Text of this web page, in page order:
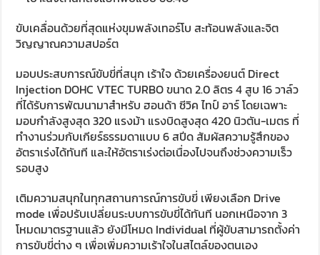
ขับเคลื่อนด้วยที่สุดแห่งขุมพลังเทอร์โบ สะท้อนพลังและจิต
วิญญาณความสปอร์ต
มอบประสบการณ์ขับขี่ที่สนุก เร้าใจ ด้วยเครื่องยนต์ Direct
Injection DOHC VTEC TURBO ขนาด 2.0 ลิตร 4 สูบ 16 วาล์ว
ที่ได้รับการพัฒนามาสำหรับ ฮอนด้า ซีวิค ไทป์ อาร์ โดยเฉพาะ
มอบกำลังสูงสุด 320 แรงม้า แรงบิดสูงสุด 420 นิวตัน-เมตร ที่
ทำงานร่วมกับเกียร์ธรรมดาแบบ 6 สปีด สัมผัสความรู้สึกของ
อัตราเร่งได้ทันที และให้อัตราเร่งต่อเนื่องไปจนถึงช่วงความเร็ว
รอบสูง
เติมความสนุกในทุกสถานการณ์การขับขี่ เพียงเลือก Drive
mode เพื่อปรับเปลี่ยนระบบการขับขี่ได้ทันที นอกเหนือจาก 3
โหมดมาตรฐานแล้ว ยังมีโหมด Individual ที่ผู้ขับสามารถตั้งค่า
การขับขี่ต่าง ๆ เพื่อเพิ่มความเร้าใจในสไตล์ของตนเอง